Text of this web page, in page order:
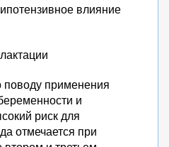
влияние
поводу применения
и
риск для
отмечается при